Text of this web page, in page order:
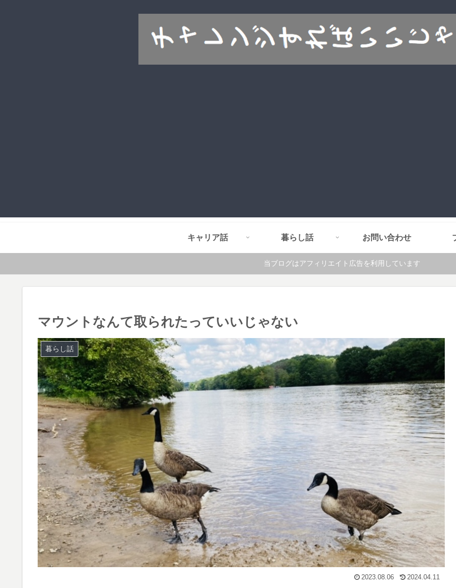
キャリア話 暮らし話 お問い合わせ
当ブログはアフィリエイト広告を利用しています
マウントなんて取られたっていいじゃない
暮らし話
2023.08.06 2024.04.11